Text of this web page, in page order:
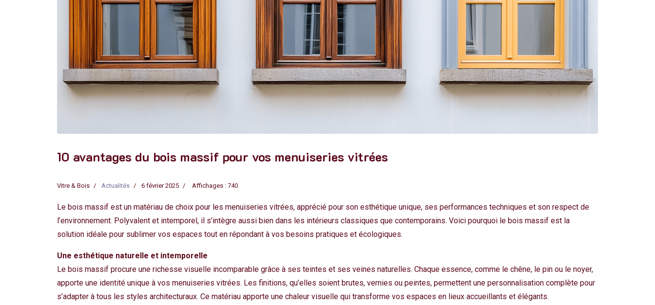
10 avantages du bois massif pour vos menuiseries vitrées
Vitre & Bois Actualités 6 février 2025 Affichages : 740
Le bois massif est un matériau de choix pour les menuiseries vitrées, apprécié pour son esthétique unique, ses performances techniques et son respect de
l’environnement. Polyvalent et intemporel, il s’intègre aussi bien dans les intérieurs classiques que contemporains. Voici pourquoi le bois massif est la
solution idéale pour sublimer vos espaces tout en répondant à vos besoins pratiques et écologiques.
Une esthétique naturelle et intemporelle
Le bois massif procure une richesse visuelle incomparable grâce à ses teintes et ses veines naturelles. Chaque essence, comme le chêne, le pin ou le noyer,
apporte une identité unique à vos menuiseries vitrées. Les finitions, qu’elles soient brutes, vernies ou peintes, permettent une personnalisation complète pour
s’adapter à tous les styles architecturaux. Ce matériau apporte une chaleur visuelle qui transforme vos espaces en lieux accueillants et élégants.